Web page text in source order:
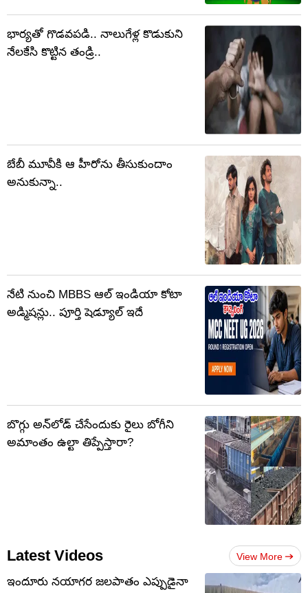
భార్యతో గొడవపడి.. నాలుగేళ్ల కొడుకుని
నేలకేసి కొట్టిన తండ్రి..
బేబీ మూవీకి ఆ హీరోను తీసుకుందాం
అనుకున్నా..
నేటి నుంచి MBBS ఆల్‌ ఇండియా కోటా
అడ్మిషన్లు.. పూర్తి షెడ్యూల్ ఇదే
బొగ్గు అన్‌లోడ్ చేసేందుకు రైలు బోగీని
అమాంతం ఉల్టా తిప్పేస్తారా?
Latest Videos View More
ఇందూరు నయాగర జలపాతం ఎప్పుడైనా